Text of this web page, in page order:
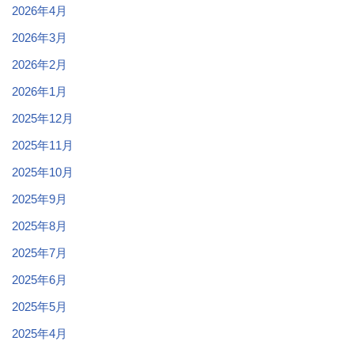
2026年4月
2026年3月
2026年2月
2026年1月
2025年12月
2025年11月
2025年10月
2025年9月
2025年8月
2025年7月
2025年6月
2025年5月
2025年4月